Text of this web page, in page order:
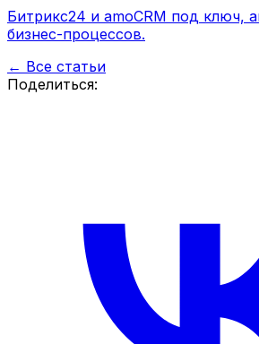
Битрикс24 и amoCRM под ключ,
бизнес-процессов.
← Все статьи
Поделиться: